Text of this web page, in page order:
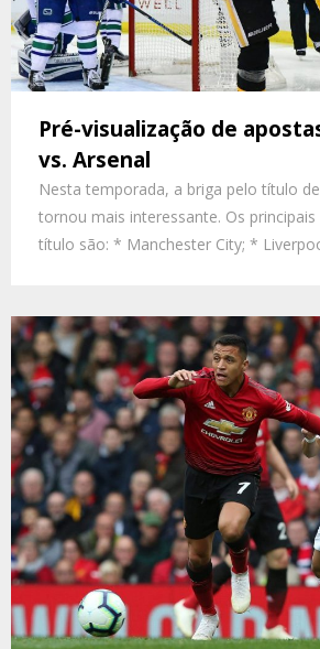
Pré-visualização de
vs. Arsenal
Nesta temporada, a briga pelo título
tornou mais interessante. Os
título são: * Manchester City; *